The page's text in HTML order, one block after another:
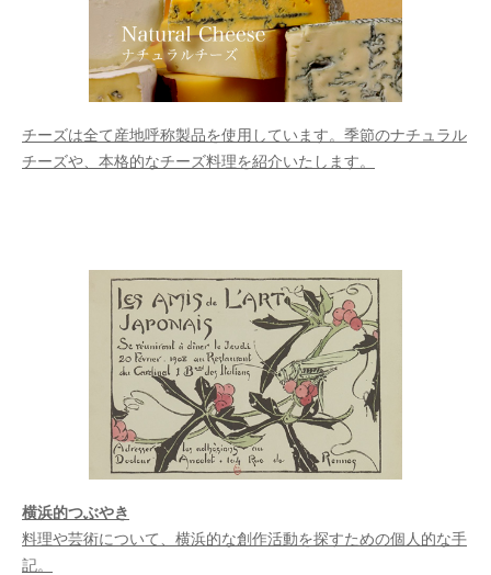
チーズは全て産地呼称製品を使用しています。季節のナチュラル
チーズや、本格的なチーズ料理を紹介いたします。
横浜的つぶやき
料理や芸術について、横浜的な創作活動を探すための個人的な手
記。